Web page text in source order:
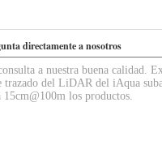
directamente a nosotros